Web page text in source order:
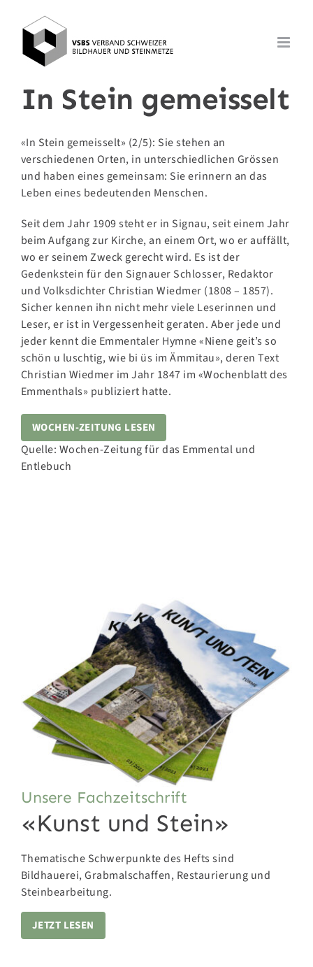
Inhalt
springen
In Stein gemeisselt
«In Stein gemeisselt» (2/5): Sie stehen an
verschiedenen Orten, in unterschiedlichen Grössen
und haben eines gemeinsam: Sie erinnern an das
Leben eines bedeutenden Menschen.
Seit dem Jahr 1909 steht er in Signau, seit einem Jahr
beim Aufgang zur Kirche, an einem Ort, wo er auffällt,
wo er seinem Zweck gerecht wird. Es ist der
Gedenkstein für den Signauer Schlosser, Redaktor
und Volksdichter Christian Wiedmer (1808 – 1857).
Sicher kennen ihn nicht mehr viele Leserinnen und
Leser, er ist in Vergessenheit geraten. Aber jede und
jeder kennt die Emmentaler Hymne «Niene geit’s so
schön u luschtig, wie bi üs im Ämmitau», deren Text
Christian Wiedmer im Jahr 1847 im «Wochenblatt des
Emmenthals» publiziert hatte.
WOCHEN-ZEITUNG LESEN
Quelle: Wochen-Zeitung für das Emmental und
Entlebuch
Unsere Fachzeitschrift
«Kunst und Stein»
Thematische Schwerpunkte des Hefts sind
Bildhauerei, Grabmalschaffen, Restaurierung und
Steinbearbeitung.
JETZT LESEN